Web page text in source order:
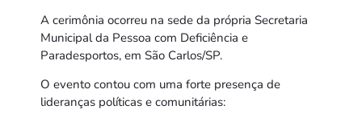
A cerimônia ocorreu na sede da própria Secretaria
Municipal da Pessoa com Deficiência e
Paradesportos, em São Carlos/SP.
O evento contou com uma forte presença de
lideranças políticas e comunitárias: